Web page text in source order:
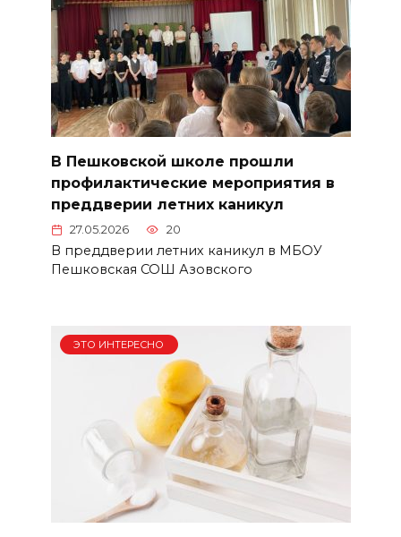
В Пешковской школе прошли
профилактические мероприятия в
преддверии летних каникул
27.05.2026 20
В преддверии летних каникул в МБОУ
Пешковская СОШ Азовского
ЭТО ИНТЕРЕСНО